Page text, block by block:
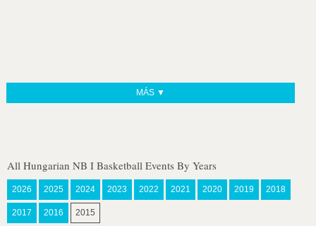
MÁS ▼
All Hungarian NB I Basketball Events By Years
2026 2025 2024 2023 2022 2021 2020 2019 2018
2017 2016 2015